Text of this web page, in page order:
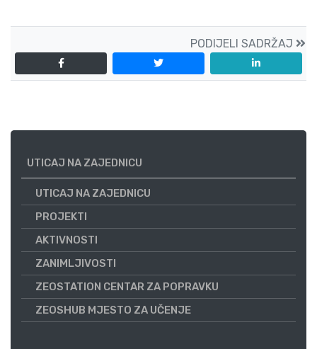
PODIJELI SADRŽAJ
UTICAJ NA ZAJEDNICU
UTICAJ NA ZAJEDNICU
PROJEKTI
AKTIVNOSTI
ZANIMLJIVOSTI
ZEOSTATION CENTAR ZA POPRAVKU
ZEOSHUB MJESTO ZA UČENJE